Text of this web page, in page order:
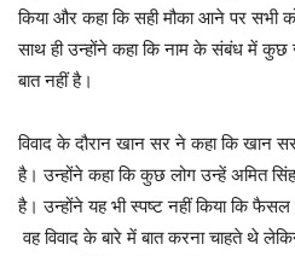
किया और कहा कि सही मौका आने पर सभी
साथ ही उन्होंने कहा कि नाम के संबंध में कुछ
बात नहीं है।
विवाद के दौरान खान सर ने कहा कि खान
है। उन्होंने कहा कि कुछ लोग उन्हें अमित
है। उन्होंने यह भी स्पष्ट नहीं किया कि
वह विवाद के बारे में बात करना चाहते थे